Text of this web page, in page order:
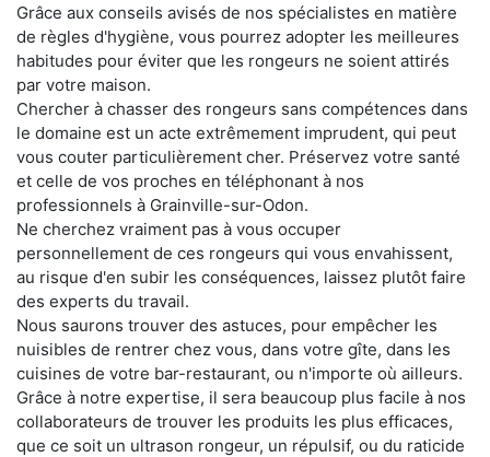
Grâce aux conseils avisés de nos spécialistes en matière
de règles d'hygiène, vous pourrez adopter les meilleures
habitudes pour éviter que les rongeurs ne soient attirés
par votre maison.
Chercher à chasser des rongeurs sans compétences dans
le domaine est un acte extrêmement imprudent, qui peut
vous couter particulièrement cher. Préservez votre santé
et celle de vos proches en téléphonant à nos
professionnels à Grainville-sur-Odon.
Ne cherchez vraiment pas à vous occuper
personnellement de ces rongeurs qui vous envahissent,
au risque d'en subir les conséquences, laissez plutôt faire
des experts du travail.
Nous saurons trouver des astuces, pour empêcher les
nuisibles de rentrer chez vous, dans votre gîte, dans les
cuisines de votre bar-restaurant, ou n'importe où ailleurs.
Grâce à notre expertise, il sera beaucoup plus facile à nos
collaborateurs de trouver les produits les plus efficaces,
que ce soit un ultrason rongeur, un répulsif, ou du raticide